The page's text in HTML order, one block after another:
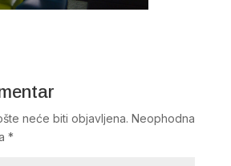
neće biti objavljena. Neophodna
*